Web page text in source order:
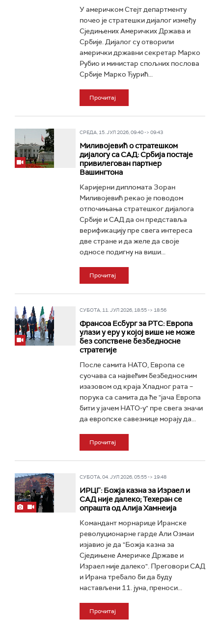
У америчком Стејт департменту
почео је стратешки дијалог између
Сједињених Америчких Држава и
Србије. Дијалог су отворили
амерички државни секретар Марко
Рубио и министар спољних послова
Србије Марко Ђурић...
Прочитај
СРЕДА, 15. ЈУЛ 2026, 09:40 -> 09:43
Миливојевић о стратешком
дијалогу са САД: Србија постаје
привилегован партнер
Вашингтона
Каријерни дипломата Зоран
Миливојевић рекао је поводом
отпочињања стратешког дијалога
Србије и САД да он представља
верификацију пре свега интереса
две стране и да желе да своје
односе подигну на виши...
Прочитај
СУБОТА, 11. ЈУЛ 2026, 18:55 -> 18:56
Франсоа Есбург за РТС: Европа
улази у еру у којој више не може
без сопствене безбедносне
стратегије
После самита НАТО, Европа се
суочава са највећим безбедносним
изазовом од краја Хладног рата –
порука са самита да ће "јача Европа
бити у јачем НАТО-у" пре свега значи
да европске савезнице морају да...
Прочитај
СУБОТА, 04. ЈУЛ 2026, 05:55 -> 19:48
ИРЦГ: Божја казна за Израел и
САД није далеко; Техеран се
опрашта од Алија Хамнеија
Командант морнарице Иранске
револуционарне гарде Али Озмаи
изјавио је да "Божја казна за
Сједињене Америчке Државе и
Израел није далеко". Преговори САД
и Ирана требало би да буду
настављени 11. јуна, преноси...
Прочитај